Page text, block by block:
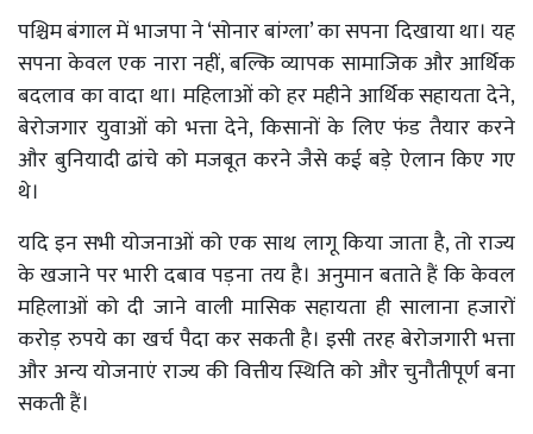
पश्चिम बंगाल में भाजपा ने ‘सोनार बांग्ला’ का सपना दिखाया था। यह
सपना केवल एक नारा नहीं, बल्कि व्यापक सामाजिक और आर्थिक
बदलाव का वादा था। महिलाओं को हर महीने आर्थिक सहायता देने,
बेरोजगार युवाओं को भत्ता देने, किसानों के लिए फंड तैयार करने
और बुनियादी ढांचे को मजबूत करने जैसे कई बड़े ऐलान किए गए
थे।
यदि इन सभी योजनाओं को एक साथ लागू किया जाता है, तो राज्य
के खजाने पर भारी दबाव पड़ना तय है। अनुमान बताते हैं कि केवल
महिलाओं को दी जाने वाली मासिक सहायता ही सालाना हजारों
करोड़ रुपये का खर्च पैदा कर सकती है। इसी तरह बेरोजगारी भत्ता
और अन्य योजनाएं राज्य की वित्तीय स्थिति को और चुनौतीपूर्ण बना
सकती हैं।